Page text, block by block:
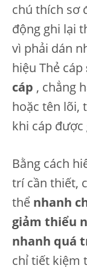
chú thích sơ
động ghi lại
vì phải dán
hiệu Thẻ cáp
cáp , chẳng
hoặc tên lõi,
khi cáp được
Bằng cách
trí cần thiết,
thể nhanh
giảm thiểu
nhanh quá
chỉ tiết kiệm